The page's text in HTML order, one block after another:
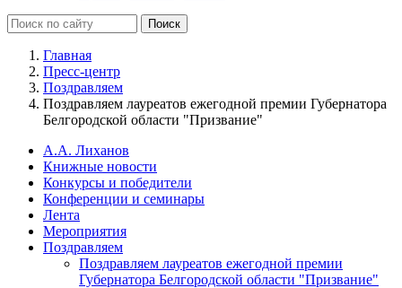
Главная
Пресс-центр
Поздравляем
Поздравляем лауреатов ежегодной премии Губернатора
Белгородской области "Призвание"
А.А. Лиханов
Книжные новости
Конкурсы и победители
Конференции и семинары
Лента
Мероприятия
Поздравляем
Поздравляем лауреатов ежегодной премии
Губернатора Белгородской области "Призвание"